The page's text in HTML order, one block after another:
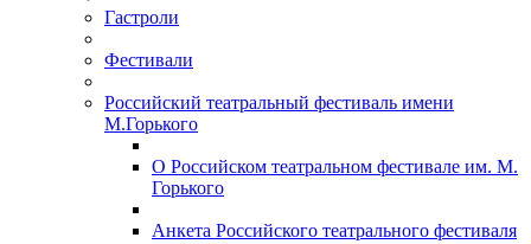
Гастроли
Фестивали
Российский театральный фестиваль имени
М.Горького
О Российском театральном фестивале им. М.
Горького
Анкета Российского театрального фестиваля